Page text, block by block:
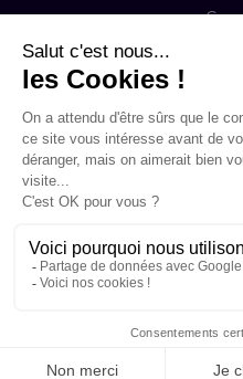
Copyright © 2026
Mentions légales
La certification Qualité a été